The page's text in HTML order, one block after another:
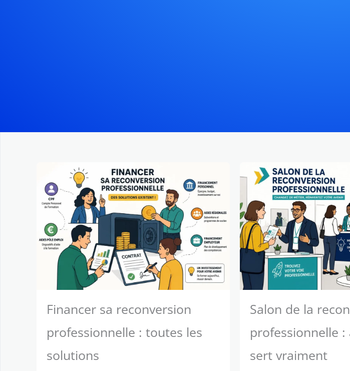
Financer sa reconversion
professionnelle : toutes les
solutions
Salon de la
professionnelle :
sert vraiment